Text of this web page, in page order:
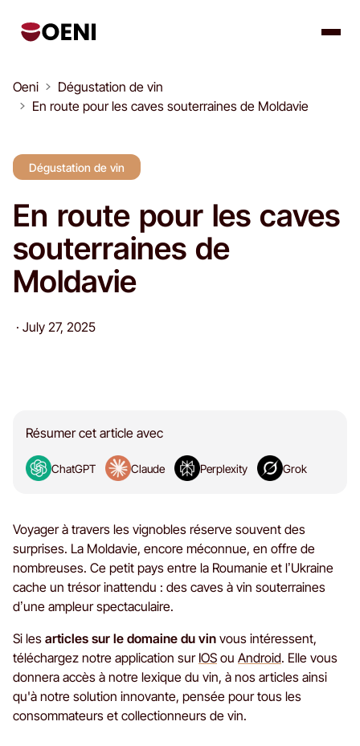
Oeni
Dégustation de vin
En route pour les caves souterraines de Moldavie
Dégustation de vin
En route pour les caves
souterraines de
Moldavie
· July 27, 2025
Résumer cet article avec
ChatGPT Claude Perplexity Grok
Voyager à travers les vignobles réserve souvent des
surprises. La Moldavie, encore méconnue, en offre de
nombreuses. Ce petit pays entre la Roumanie et l’Ukraine
cache un trésor inattendu : des caves à vin souterraines
d’une ampleur spectaculaire.
Si les articles sur le domaine du vin vous intéressent,
téléchargez notre application sur IOS ou Android. Elle vous
donnera accès à notre lexique du vin, à nos articles ainsi
qu'à notre solution innovante, pensée pour tous les
consommateurs et collectionneurs de vin.